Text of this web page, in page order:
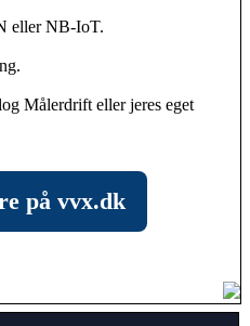
eller NB-IoT.
Målerdrift eller jeres eget
på vvx.dk